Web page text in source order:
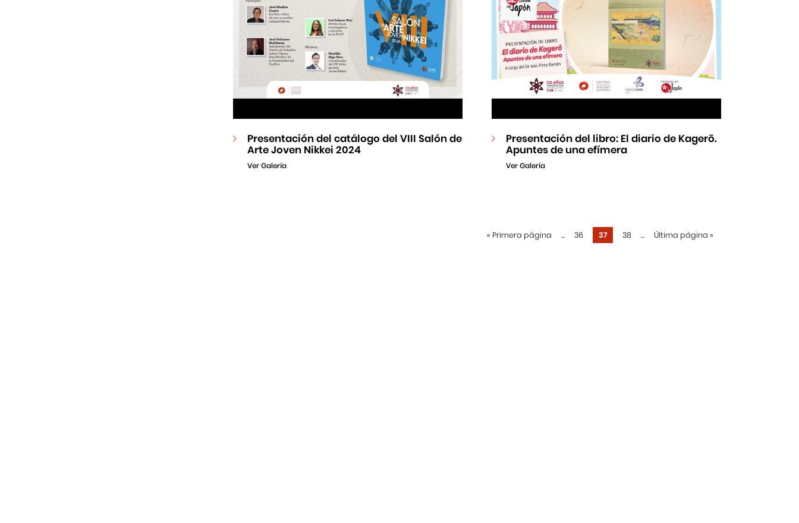
Presentación del catálogo del VIII Salón de
Arte Joven Nikkei 2024
Ver Galería
Presentación del libro: El diario de Kagerō.
Apuntes de una efímera
Ver Galería
« Primera página ... 36 37 38 ... Última página »